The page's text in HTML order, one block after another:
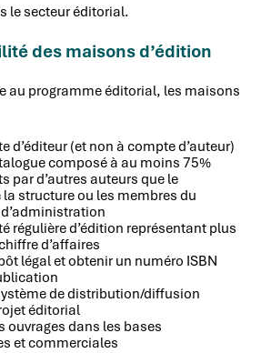
le secteur éditorial.
des maisons d’édition
au programme éditorial, les maisons
d’éditeur (et non à compte d’auteur)
composé à au moins 75%
par d’autres auteurs que le
structure ou les membres du
régulière d’édition représentant plus
d’affaires
légal et obtenir un numéro ISBN
de distribution/diffusion
éditorial
ouvrages dans les bases
et commerciales